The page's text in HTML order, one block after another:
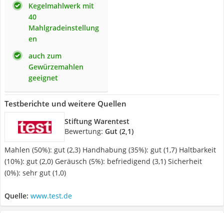
Kegelmahlwerk mit
40
Mahlgradeinstellung
en
auch zum
Gewürzemahlen
geeignet
Testberichte und weitere Quellen
Stiftung Warentest
Bewertung: Gut (2,1)
Mahlen (50%): gut (2,3) Handhabung (35%): gut (1,7) Haltbarkeit
(10%): gut (2,0) Geräusch (5%): befriedigend (3,1) Sicherheit
(0%): sehr gut (1,0)
Quelle: www.test.de